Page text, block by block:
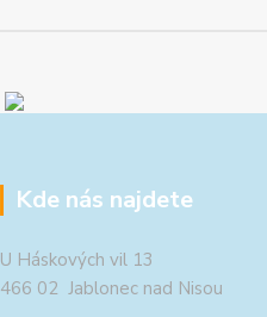
Kde nás najdete
U Háskových vil 13
466 02 Jablonec nad Nisou